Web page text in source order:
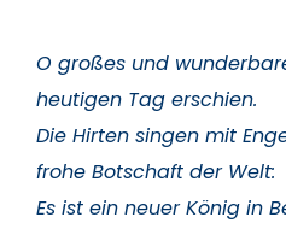
O großes und
heutigen Tag erschien.
Die Hirten singen mit
frohe Botschaft der Welt:
Es ist ein neuer König in